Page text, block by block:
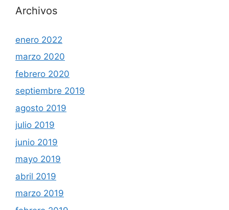
Archivos
enero 2022
marzo 2020
febrero 2020
septiembre 2019
agosto 2019
julio 2019
junio 2019
mayo 2019
abril 2019
marzo 2019